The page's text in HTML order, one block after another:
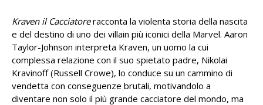
Kraven il Cacciatoreracconta la violenta storia della nascita
e del destino di uno dei villain più iconici della Marvel. Aaron
Taylor-Johnson interpreta Kraven, un uomo la cui
complessa relazione con il suo spietato padre, Nikolai
Kravinoff (Russell Crowe), lo conduce su un cammino di
vendetta con conseguenze brutali, motivandolo a
diventare non solo il più grande cacciatore del mondo, ma